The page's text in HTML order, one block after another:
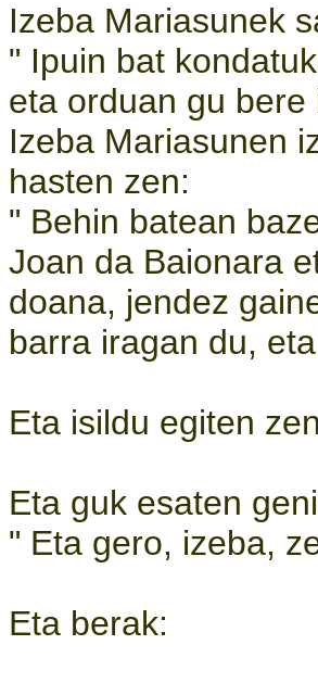
Izeba Mariasunek
" Ipuin bat
eta orduan gu
Izeba Mariasunen
hasten zen:
" Behin batean
Joan da Baionara
doana, jendez
barra iragan du,
Eta isildu egiten
Eta guk esaten
" Eta gero, izeba,
Eta berak: